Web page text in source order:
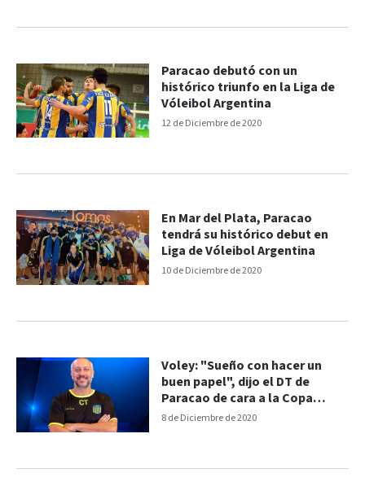
12 de Diciembre de 2020
Paracao debutó con un
histórico triunfo en la Liga de
Vóleibol Argentina
10 de Diciembre de 2020
En Mar del Plata, Paracao
tendrá su histórico debut en
Liga de Vóleibol Argentina
8 de Diciembre de 2020
Voley: "Sueño con hacer un
buen papel", dijo el DT de
Paracao de cara a la Copa
Argentina